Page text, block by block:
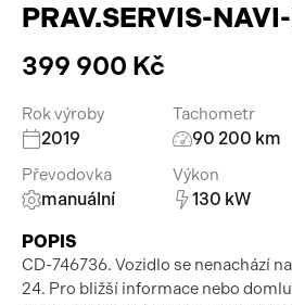
PRAV.SERVIS-
399 900 Kč
Rok výroby
2019
Tachometr
90 200 km
Převodovka
manuální
Výkon
130 kW
POPIS
CD-746736. Vozidlo se nenachází
24. Pro bližší informace nebo